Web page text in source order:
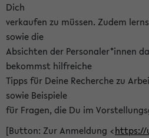
Dich
verkaufen zu müssen. Zudem
sowie die
Absichten der Personaler*innen
bekommst hilfreiche
Tipps für Deine Recherche zu
sowie Beispiele
für Fragen, die Du im
[Button: Zur Anmeldung <https://